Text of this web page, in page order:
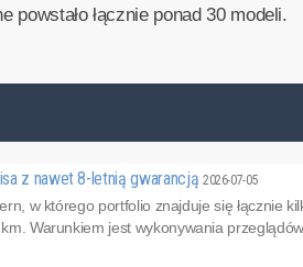
powstało łącznie ponad 30 modeli.
z nawet 8-letnią gwarancją 2026-07-05
w którego portfolio znajduje się łącznie
Warunkiem jest wykonywania